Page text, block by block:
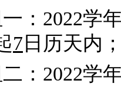
： 2022学
7 日历天内
： 2022学